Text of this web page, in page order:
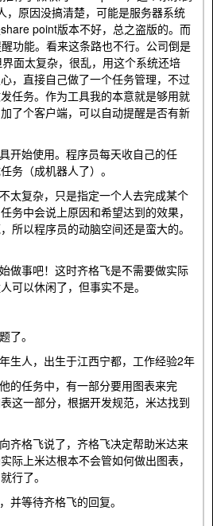
，原因没搞清楚，可能是服务器系统
point版本不好，总之盗版的。而
功能。看来这条路也不行。公司倒是
面太复杂，很乱，用这个系统还培
，直接自己做了一个任务管理，不过
任务。作为工具我的本意就是够用就
了个客户端，可以自动提醒是否有新
开始使用。程序员每天收自己的任
务（成机器人了）。
太复杂，只是指定一个人去完成某个
务中会说上原因和希望达到的效果，
所以程序员的动脑空间还是蛮大的。
做事吧！这时齐格飞是不需要做实际
可以休闲了，但事实不是。
了。
生人，出生于江西宁都，工作经验2年
的任务中，有一部分要用图表来完
这一部分，根据开发规范，米达找到
齐格飞说了，齐格飞决定帮助米达来
际上米达根本不会管如何做出图表，
行了。
并等待齐格飞的回复。